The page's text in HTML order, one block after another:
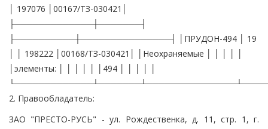
│ 197076 │00167/ТЗ-030421│
├─────────────┼───────┤
├──────────┼───────────────┤ │ПРУДОН-494 │ 19
│ │ 198222 │00168/ТЗ-030421│ │Неохраняемые │ │ │ │ │
│элементы: │ │ │ │ │ │494 │ │ │ │ │
2. Правообладатель:
ЗАО "ПРЕСТО-РУСЬ" - ул. Рождественка, д. 11, стр. 1, г.